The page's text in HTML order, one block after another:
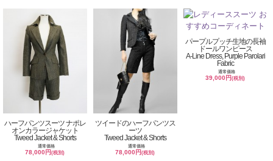
ハーフパンツスーツ ナポレ
オンカラージャケット
Tweed Jacket & Shorts
通常価格
78,000円(税別)
ツイードのハーフパンツス
ーツ
Tweed Jacket & Shorts
通常価格
78,000円(税別)
パープルプッチ生地の長袖
ドールワンピース
A-Line Dress, Purple Parolari
Fabric
通常価格
39,000円(税別)